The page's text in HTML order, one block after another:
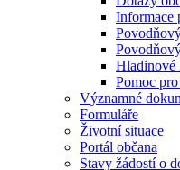
Informace
Hladinové
Pomoc
Významné
Formuláře
Životní situace
Portál občana
Stavy žádostí o